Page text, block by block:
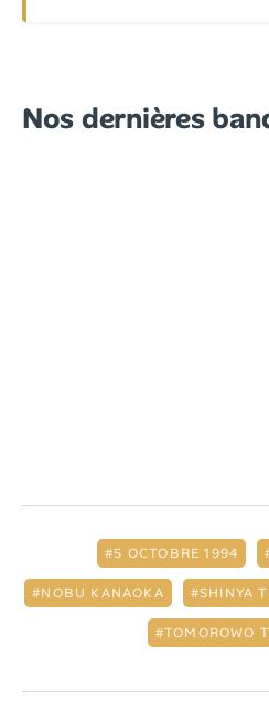
Nos dernières
5 OCTOBRE 1994
NOBU KANAOKA SHINYA
TOMOROWO